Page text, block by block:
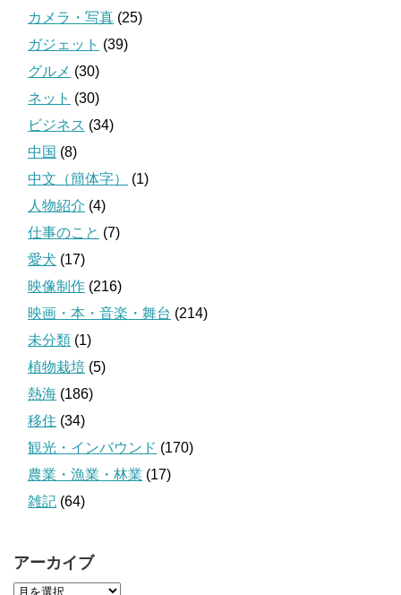
カメラ・写真 (25)
ガジェット (39)
グルメ (30)
ネット (30)
ビジネス (34)
中国 (8)
中文（簡体字）
(1)
人物紹介 (4)
仕事のこと (7)
愛犬 (17)
映像制作 (216)
映画・本・音楽・舞台 (214)
未分類 (1)
植物栽培 (5)
熱海 (186)
移住 (34)
観光・インバウンド (170)
農業・漁業・林業 (17)
雑記 (64)
アーカイブ